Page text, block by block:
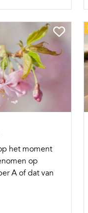
het moment
op
A of dat van